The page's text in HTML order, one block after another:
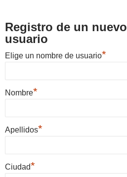
Registro de un nuevo
usuario
Elige un nombre de usuario*
Nombre*
Apellidos*
Ciudad*